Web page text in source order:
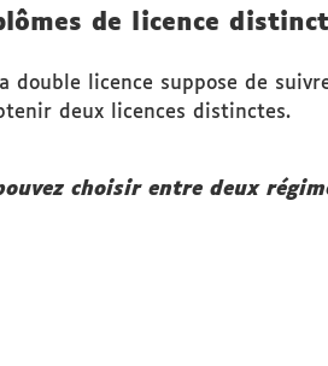
de licence
double licence suppose de
deux licences distinctes.
choisir entre deux